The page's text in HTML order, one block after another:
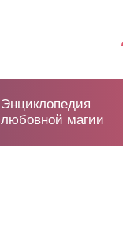
Энциклопедия
любовной магии